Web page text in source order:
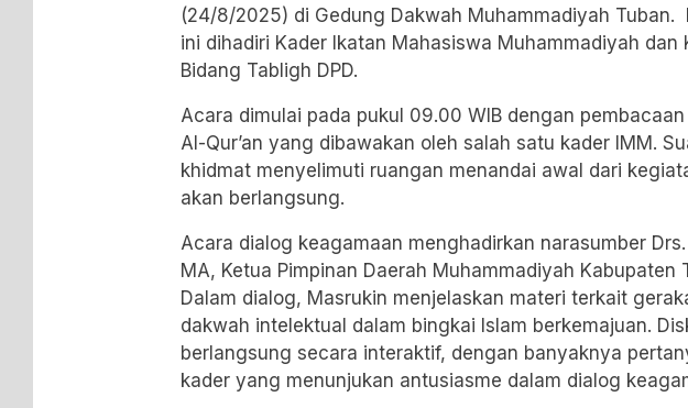
(24/8/2025) di Gedung Dakwah Muhammadiyah Tuban.
ini dihadiri Kader Ikatan Mahasiswa Muhammadiyah dan
Bidang Tabligh DPD.
Acara dimulai pada pukul 09.00 WIB dengan
Al-Qur’an yang dibawakan oleh salah satu kader IMM.
khidmat menyelimuti ruangan menandai awal dari
akan berlangsung.
Acara dialog keagamaan menghadirkan narasumber
MA, Ketua Pimpinan Daerah Muhammadiyah Kabupaten
Dalam dialog, Masrukin menjelaskan materi terkait
dakwah intelektual dalam bingkai Islam berkemajuan.
berlangsung secara interaktif, dengan banyaknya
kader yang menunjukan antusiasme dalam dialog